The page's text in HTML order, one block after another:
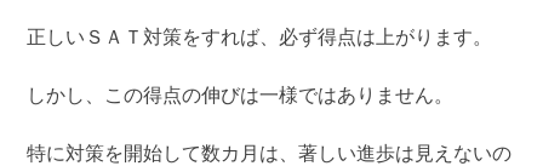
正しいＳＡＴ対策をすれば、必ず得点は上がります。
しかし、この得点の伸びは一様ではありません。
特に対策を開始して数カ月は、著しい進歩は見えないの